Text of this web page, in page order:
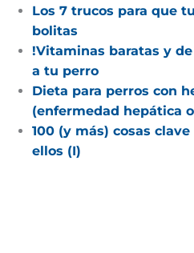
Los 7 trucos para que
bolitas
!Vitaminas baratas y
a tu perro
Dieta para perros con
(enfermedad hepática
100 (y más) cosas
ellos (I)